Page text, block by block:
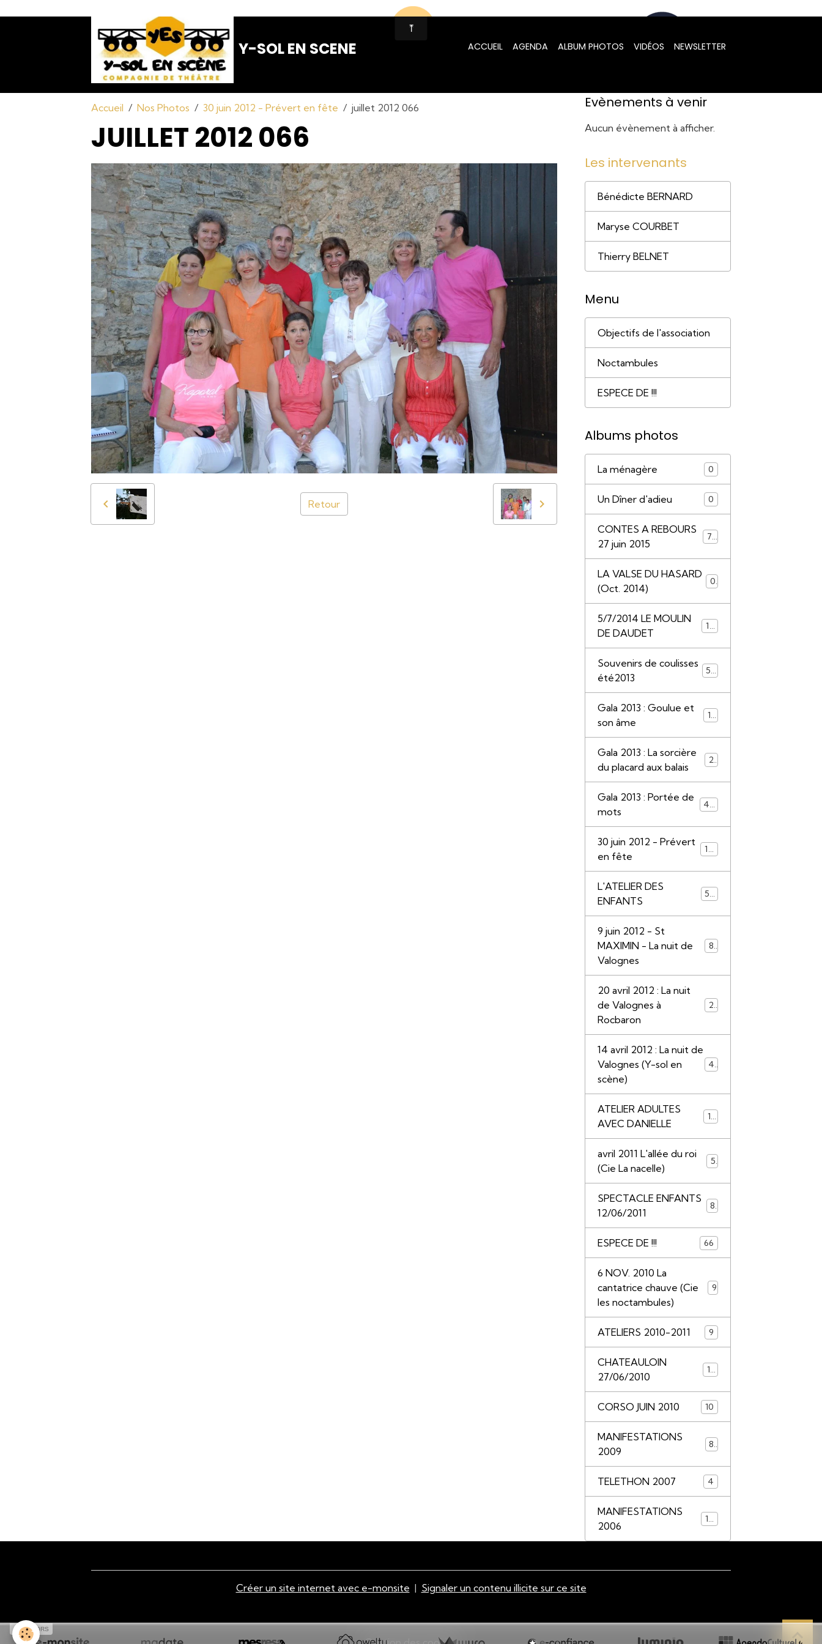
Y-SOL EN SCENE ACCUEIL AGENDA ALBUM PHOTOS VIDÉOS NEWSLETTER
Accueil Nos Photos 30 juin 2012 - Prévert en fête juillet 2012 066
JUILLET 2012 066
Retour
Evènements à venir
Aucun évènement à afficher.
Les intervenants
Bénédicte BERNARD
Maryse COURBET
Thierry BELNET
Menu
Objectifs de l'association
Noctambules
ESPECE DE !!!
Albums photos
La ménagère 0
Un Dîner d'adieu 0
CONTES A REBOURS
27 juin 2015
79
LA VALSE DU HASARD
(Oct. 2014)
0
5/7/2014 LE MOULIN
DE DAUDET
117
Souvenirs de coulisses
été2013
50
Gala 2013 : Goulue et
son âme
13
Gala 2013 : La sorcière
du placard aux balais
22
Gala 2013 : Portée de
mots
44
30 juin 2012 - Prévert
en fête
110
L'ATELIER DES
ENFANTS
55
9 juin 2012 - St
MAXIMIN - La nuit de
Valognes
85
20 avril 2012 : La nuit
de Valognes à
Rocbaron
28
14 avril 2012 : La nuit de
Valognes (Y-sol en
scène)
45
ATELIER ADULTES
AVEC DANIELLE
14
avril 2011 L'allée du roi
(Cie La nacelle)
5
SPECTACLE ENFANTS
12/06/2011
8
ESPECE DE !!! 66
6 NOV. 2010 La
cantatrice chauve (Cie
les noctambules)
ATELIERS 2010-2011 9
CHATEAULOIN
27/06/2010
18
CORSO JUIN 2010 10
MANIFESTATIONS
2009
8
TELETHON 2007 4
MANIFESTATIONS
2006
14
Créer un site internet avec e-monsite Signaler un contenu illicite sur ce site
SPONSORS